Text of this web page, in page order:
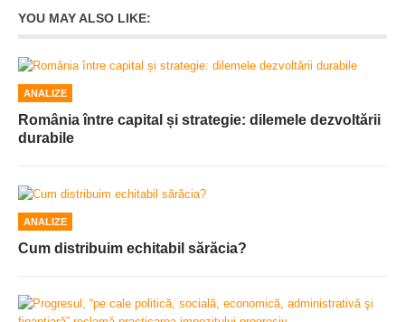
YOU MAY ALSO LIKE:
ANALIZE
România între capital și strategie: dilemele dezvoltării
durabile
ANALIZE
Cum distribuim echitabil sărăcia?